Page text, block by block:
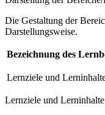
Die Gestaltung der
Darstellungsweise.
Bezeichnung des
Lernziele und
Lernziele und Lerninhalte